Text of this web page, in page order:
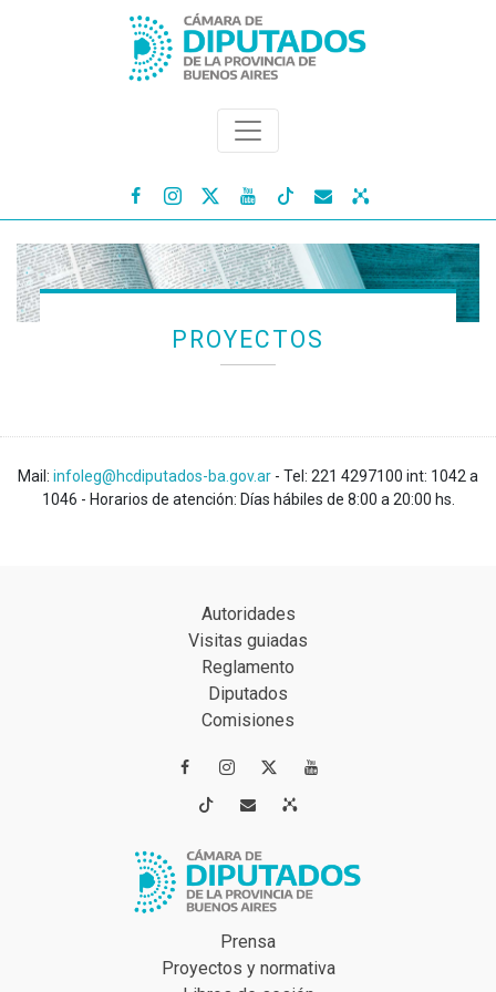
   
PROYECTOS
Mail: infoleg@hcdiputados-ba.gov.ar - Tel: 221 4297100 int: 1042 a
1046 - Horarios de atención: Días hábiles de 8:00 a 20:00 hs.
Autoridades
Visitas guiadas
Reglamento
Diputados
Comisiones
 
 
Prensa
Proyectos y normativa